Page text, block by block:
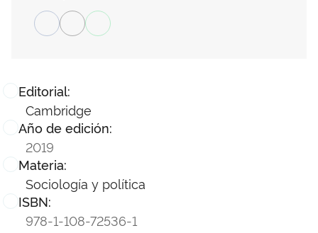
Editorial:
Cambridge
Año de edición:
2019
Materia:
Sociología y política
ISBN:
978-1-108-72536-1